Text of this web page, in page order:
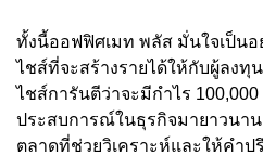
ทั้งนี้ออฟฟิศเมท พลัส มั่นใจเป็นอ
ไชส์ที่จะสร้างรายได้ให้กับผู้ลงทุ
ไชส์การันตีว่าจะมีกำไร
ประสบการณ์ในธุรกิจมายาวนา
ตลาดที่ช่วยวิเคราะห์และให้คำป